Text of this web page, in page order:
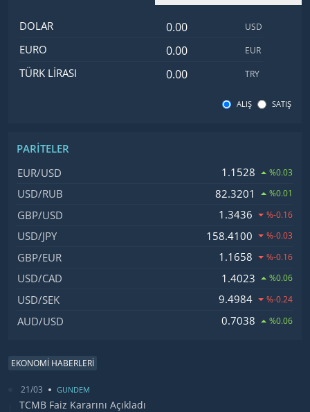
İsimDeğer
DOLAR Dolar değeri USD
EURO Euro değeri EUR
TÜRK LIRASI Türk Lirası değeri
TRY
ALIŞ SATIŞ
PARITELER
İsim, Kod
EUR/USD 1.1528 %0.03
USD/RUB 82.3201 %0.01
GBP/USD 1.3436 %-0.16
USD/JPY 158.4100 %-0.03
GBP/EUR 1.1658 %-0.16
USD/CAD 1.4023 %0.06
USD/SEK 9.4984 %-0.24
AUD/USD 0.7038 %0.06
EKONOMİ HABERLERİ
21/03 GUNDEM
TCMB Faiz Kararını Açıkladı